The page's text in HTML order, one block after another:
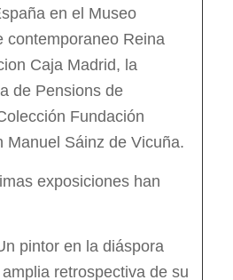
en el Museo
contemporaneo Reina
Caja Madrid, la
de Pensions de
Fundación
Manuel Sáinz de Vicuña.
exposiciones han
pintor en la diáspora
retrospectiva de su